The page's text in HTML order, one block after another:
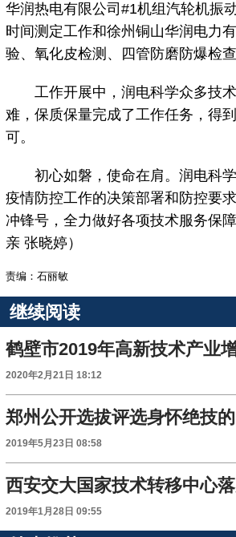
华润热电有限公司#1机组汽轮机振
时间测定工作和徐州铜山华润电力
验、氧化皮检测、四管防磨防爆检
工作开展中，润电科学众多技术
难，保质保量完成了工作任务，得
可。
初心如磐，使命在肩。润电科学
疫情防控工作的决策部署和防控要
冲锋号，全力做好各项技术服务保
亲 张晓婷）
责编：石丽敏
继续阅读
2020年2月21日 18:12
郑州公开选拔评选身怀绝技
2019年5月23日 08:58
西安交大国家技术转移中心
2019年1月28日 09:55